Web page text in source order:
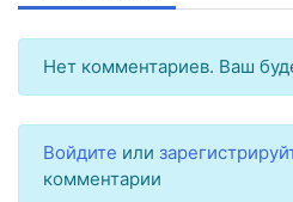
Нет комментариев. Ваш
Войдите или
комментарии